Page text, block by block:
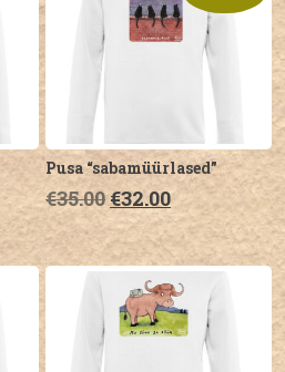
Valikuid
teha
tootelehel.
Pusa “sabamüürlased”
€35.00 €32.00
Sellel
tootel
on
Valikuid